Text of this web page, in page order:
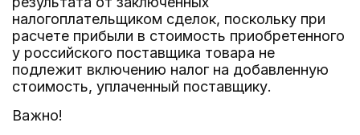
налогоплательщиком сделок, поскольку при
расчете прибыли в стоимость приобретенного
у российского поставщика товара не
подлежит включению налог на добавленную
стоимость, уплаченный поставщику.
Важно!